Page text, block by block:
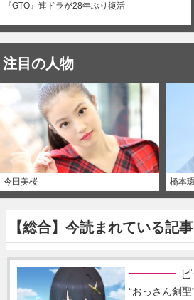
『GTO』連ドラが28年ぶり復活
注目の人物
今田美桜 橋本
【総合】今読まれている記事
“おっさん剣